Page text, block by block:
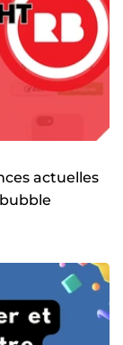
actuelles